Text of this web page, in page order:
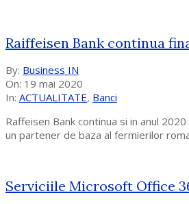
Raiffeisen Bank continua
2020-
05-
19
By: Business IN
On: 19 mai 2020
In: ACTUALITATE, Banci
Raffeisen Bank continua si in anul
un partener de baza al fermierilor
Serviciile Microsoft Office